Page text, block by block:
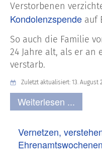
Verstorbenen
Kondolenzspende auf
So auch die Familie
24 Jahre alt, als er an
verstarb.
Zuletzt aktualisiert: 13. August
Weiterlesen ...
Vernetzen,